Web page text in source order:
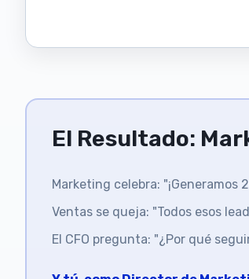
El Resultado:
Marketing celebra: "¡Generamos
Ventas se queja: "Todos esos
El CFO pregunta: "¿Por qué